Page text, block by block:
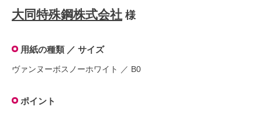
大同特殊鋼株式会社 様
用紙の種類 ／ サイズ
ヴァンヌーボスノーホワイト ／ B0
ポイント